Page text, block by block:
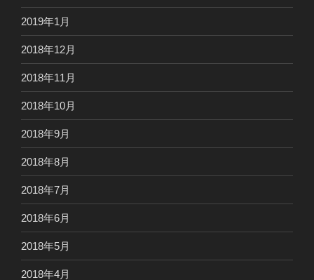
2019年1月
2018年12月
2018年11月
2018年10月
2018年9月
2018年8月
2018年7月
2018年6月
2018年5月
2018年4月